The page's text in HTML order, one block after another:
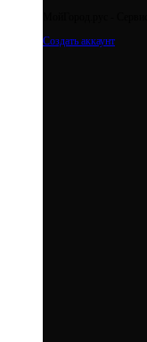
Создать аккаунт